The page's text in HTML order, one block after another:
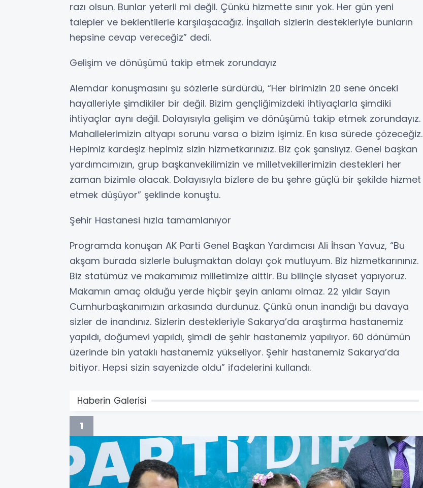
razı olsun. Bunlar yeterli mi değil. Çünkü hizmette sınır yok. Her gün yeni
talepler ve beklentilerle karşılaşacağız. İnşallah sizlerin destekleriyle bunların
hepsine cevap vereceğiz” dedi.
Gelişim ve dönüşümü takip etmek zorundayız
Alemdar konuşmasını şu sözlerle sürdürdü, “Her birimizin 20 sene önceki
hayalleriyle şimdikiler bir değil. Bizim gençliğimizdeki ihtiyaçlarla şimdiki
ihtiyaçlar aynı değil. Dolayısıyla gelişim ve dönüşümü takip etmek zorundayız.
Mahallelerimizin altyapı sorunu varsa o bizim işimiz. En kısa sürede çözeceğiz.
Hepimiz kardeşiz hepimiz sizin hizmetkarınızız. Biz çok şanslıyız. Genel başkan
yardımcımızın, grup başkanvekilimizin ve milletvekillerimizin destekleri her
zaman bizimle olacak. Dolayısıyla bizlere de bu şehre güçlü bir şekilde hizmet
etmek düşüyor” şeklinde konuştu.
Şehir Hastanesi hızla tamamlanıyor
Programda konuşan AK Parti Genel Başkan Yardımcısı Ali İhsan Yavuz, “Bu
akşam burada sizlerle buluşmaktan dolayı çok mutluyum. Biz hizmetkarınınız.
Biz statümüz ve makamımız milletimize aittir. Bu bilinçle siyaset yapıyoruz.
Makamın amaç olduğu yerde hiçbir şeyin anlamı olmaz. 22 yıldır Sayın
Cumhurbaşkanımızın arkasında durdunuz. Çünkü onun inandığı bu davaya
sizler de inandınız. Sizlerin destekleriyle Sakarya’da araştırma hastanemiz
yapıldı, doğumevi yapıldı, şimdi de şehir hastanemiz yapılıyor. 60 dönümün
üzerinde bin yataklı hastanemiz yükseliyor. Şehir hastanemiz Sakarya’da
bitiyor. Hepsi sizin sayenizde oldu” ifadelerini kullandı.
Haberin Galerisi
1